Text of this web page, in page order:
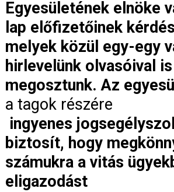
Egyesületének elnöke
lap előfizetőinek
melyek közül egy-egy
hirlevelünk olvasóival is
megosztunk. Az
a tagok részére
ingyenes
biztosít, hogy
számukra a vitás
eligazodást